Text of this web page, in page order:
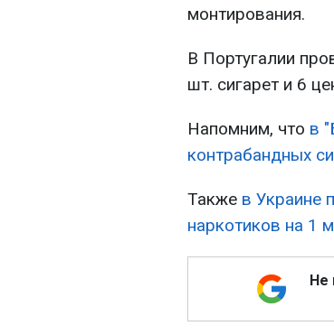
монтирования.
В Португалии
шт. сигарет и 6
Напомним, что в
контрабандных
Также в Украине
наркотиков на 1
Не